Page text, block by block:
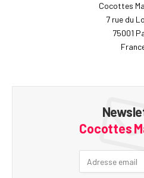
Cocottes
7 rue du
75001
Cocottes